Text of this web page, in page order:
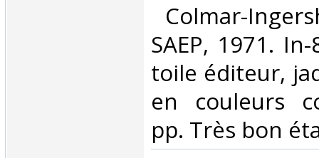
Colmar-
SAEP, 1971.
toile éditeur,
en couleurs
pp. Très bon